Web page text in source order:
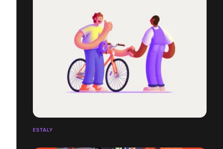
ESTALY